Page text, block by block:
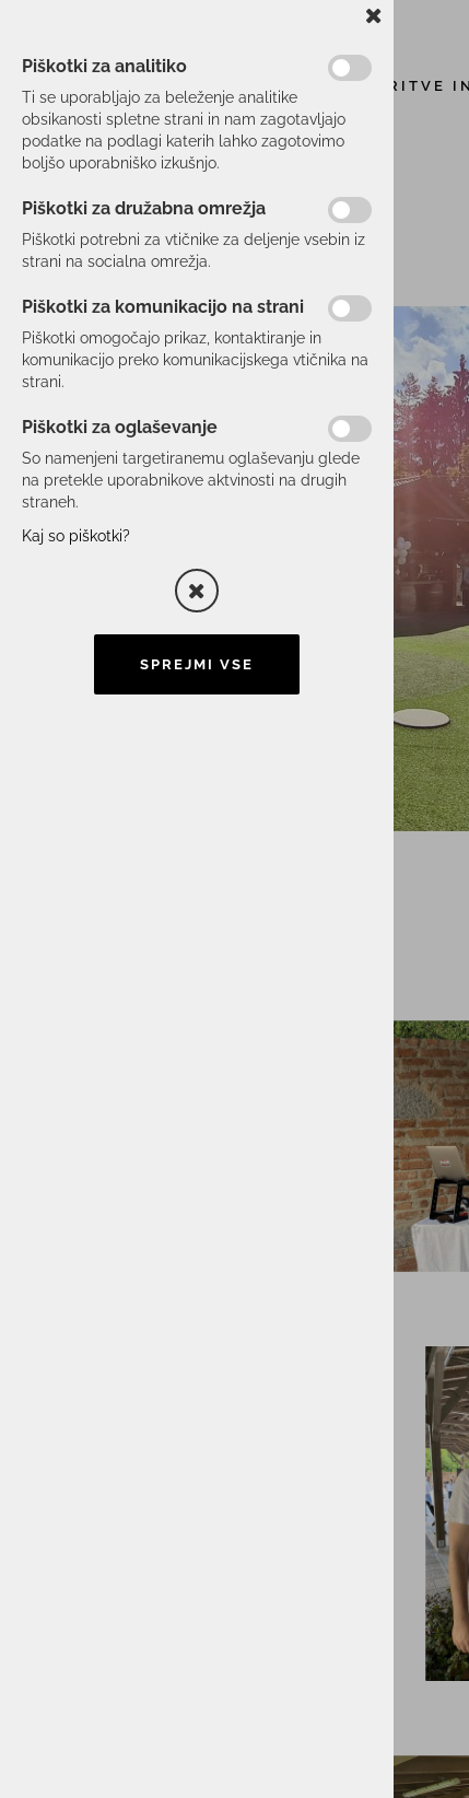
STORITVE
Piškotki za analitiko
Ti se uporabljajo za beleženje analitike
obsikanosti spletne strani in nam zagotavljajo
podatke na podlagi katerih lahko zagotovimo
boljšo uporabniško izkušnjo.
Piškotki za družabna omrežja
Piškotki potrebni za vtičnike za deljenje vsebin iz
strani na socialna omrežja.
Piškotki za komunikacijo na strani
Piškotki omogočajo prikaz, kontaktiranje in
komunikacijo preko komunikacijskega vtičnika na
strani.
Piškotki za oglaševanje
So namenjeni targetiranemu oglaševanju glede
na pretekle uporabnikove aktvinosti na drugih
straneh.
Kaj so piškotki?
SPREJMI VSE